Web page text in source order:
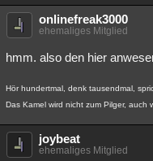
onlinefreak3000
ehemaliges Mitglied
hmm. also den hier
Hör hundertmal, denk tausendmal,
Das Kamel wird nicht zum Pilger, auch
joybeat
ehemaliges Mitglied